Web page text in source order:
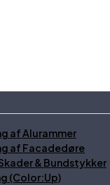
af Alurammer
af Facadedøre
& Bundstykker
(Color:Up)